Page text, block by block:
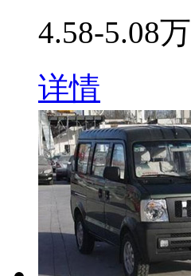
4.58-5.08万
详情